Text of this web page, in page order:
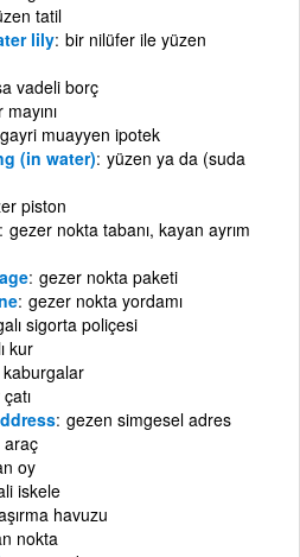
tatil
lily bir nilüfer ile yüzen
vadeli borç
gayri muayyen ipotek
(in water) yüzen ya da (suda
piston
gezer nokta tabanı, kayan ayrım
gezer nokta paketi
gezer nokta yordamı
sigorta poliçesi
kur
gezen simgesel adres
araç
oy
iskele
havuzu
nokta